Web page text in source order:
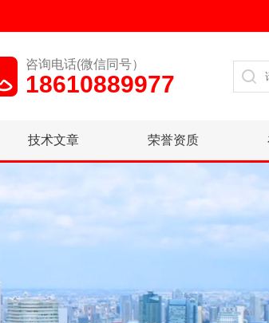
咨询电话(微信同号）
18610889977
技术文章 荣誉资质